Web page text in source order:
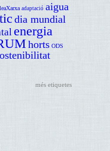
adaptació aigua
dia mundial
energia
horts ODS
més etiquetes